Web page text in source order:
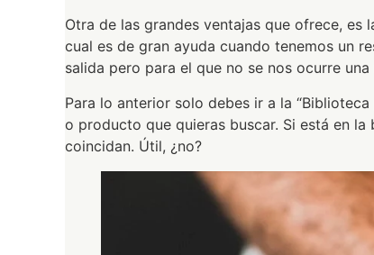
Otra de las grandes ventajas que ofrece, es
cual es de gran ayuda cuando tenemos un
salida pero para el que no se nos ocurre
Para lo anterior solo debes ir a la
o producto que quieras buscar. Si está en
coincidan. Útil, ¿no?